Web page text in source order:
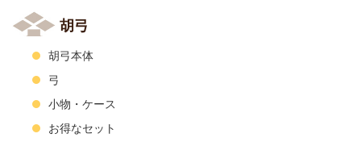
胡弓
胡弓本体
弓
小物・ケース
お得なセット